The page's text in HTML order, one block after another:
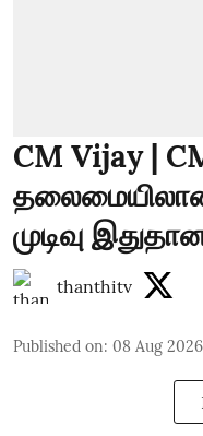
CM Vijay |
முடிவு
thanthitv
Published on: 08 Aug